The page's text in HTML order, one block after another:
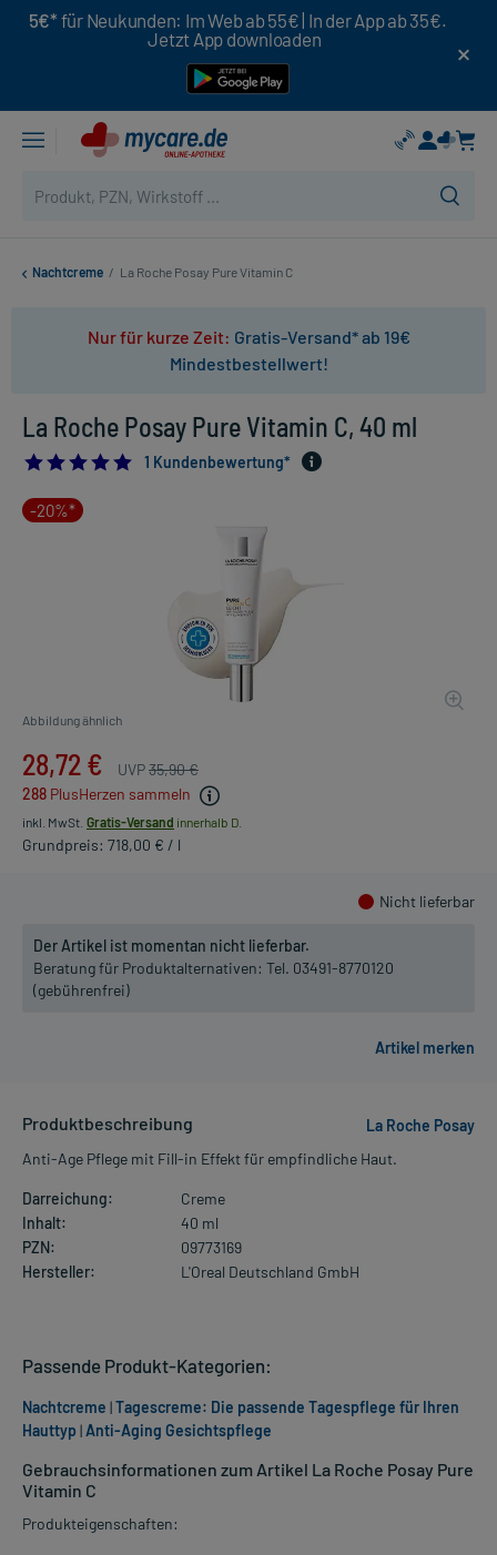
5€* für Neukunden: Im Web ab 55€ | In der App ab 35€.
Jetzt App downloaden
Nachtcreme / La Roche Posay Pure Vitamin C
Nur für kurze Zeit: Gratis-Versand* ab 19€
Mindestbestellwert!
La Roche Posay Pure Vitamin C, 40 ml
5.01 Kundenbewertung*
-20%*
Abbildung ähnlich
28,72 € UVP35,90 €
288 PlusHerzen sammeln
inkl. MwSt. Gratis-Versand innerhalb D.
Grundpreis: 718,00 € / l
Nicht lieferbar
Der Artikel ist momentan nicht lieferbar.
Beratung für Produktalternativen: Tel. 03491-8770120
(gebührenfrei)
Produktbeschreibung
La Roche Posay
Anti-Age Pflege mit Fill-in Effekt für empfindliche Haut.
Darreichung:
Creme
Inhalt:
40 ml
PZN:
09773169
Hersteller:
L'Oreal Deutschland GmbH
Gebrauchsinformationen zum Artikel La Roche Posay Pure
Vitamin C
Produkteigenschaften:
Passende Produkt-Kategorien:
Nachtcreme |Tagescreme: Die passende Tagespflege für Ihren
Hauttyp |Anti-Aging Gesichtspflege